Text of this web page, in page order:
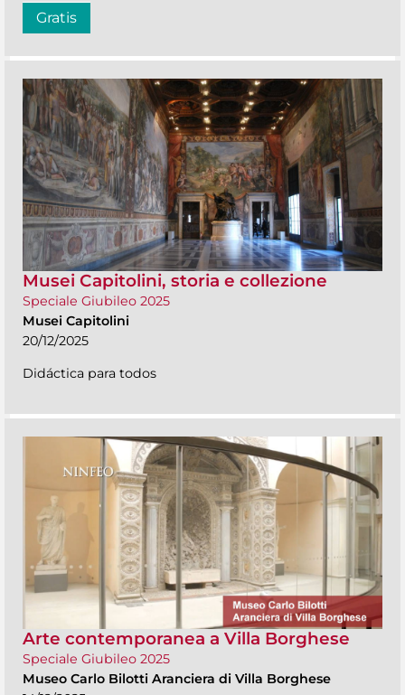
Gratis
Musei Capitolini, storia e collezione
Speciale Giubileo 2025
Musei Capitolini
20/12/2025
Didáctica para todos
Arte contemporanea a Villa Borghese
Speciale Giubileo 2025
Museo Carlo Bilotti Aranciera di Villa Borghese